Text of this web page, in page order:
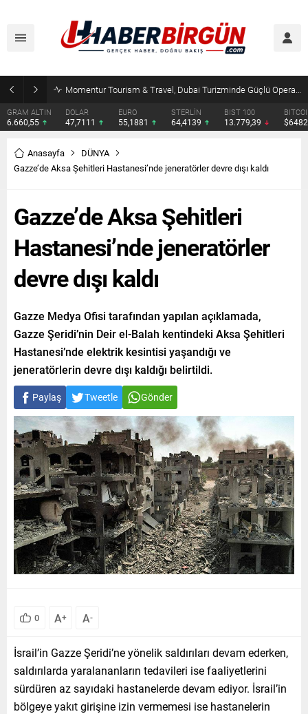
Erdoğan, Suudi Arabistan’da Muhammed Bin Selman ve Şahbaz Şerif ile Görüşecek
DOLAR
47,7111
EURO
55,1881
STERLİN
64,4139
BIST 100
13.779,39
BITCOIN
$64824
Anasayfa
DÜNYA
Gazze’de Aksa Şehitleri Hastanesi’nde jeneratörler devre dışı kaldı
Gazze’de Aksa Şehitleri
Hastanesi’nde jeneratörler
devre dışı kaldı
Gazze Medya Ofisi tarafından yapılan açıklamada,
Gazze Şeridi’nin Deir el-Balah kentindeki Aksa Şehitleri
Hastanesi’nde elektrik kesintisi yaşandığı ve
jeneratörlerin devre dışı kaldığı belirtildi.
Paylaş Tweetle Gönder
0 A+ A-
İsrail’in Gazze Şeridi’ne yönelik saldırıları devam ederken,
saldırılarda yaralananların tedavileri ise faaliyetlerini
sürdüren az sayıdaki hastanelerde devam ediyor. İsrail’in
bölgeye yakıt girişine izin vermemesi ise hastanelerin